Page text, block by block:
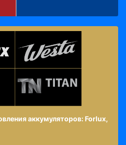
аккумуляторов: Forlux,